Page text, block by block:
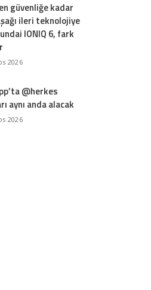
güvenliğe kadar
ileri teknolojiye
IONIQ 6, fark
2026
@herkes
aynı anda alacak
2026